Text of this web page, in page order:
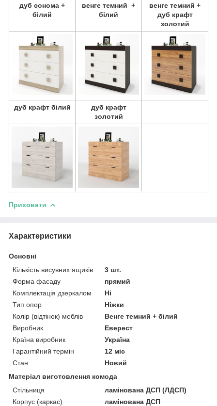
дуб сонома +
білий
венге темний +
білий
венге темний +
дуб крафт
золотий
дуб крафт білий
дуб крафт
золотий
Приховати
Характеристики
Основні
Кількість висувних ящиків
3 шт.
Форма фасаду
прямий
Комплектація дзеркалом
Ні
Тип опор
Ніжки
Колір (відтінок) меблів
Венге темний + білий
Виробник
Еверест
Країна виробник
Україна
Гарантійний термін
12 міс
Стан
Новий
Матеріал виготовлення комода
Стільниця
ламінована ДСП (ЛДСП)
Корпус (каркас)
ламінована ДСП